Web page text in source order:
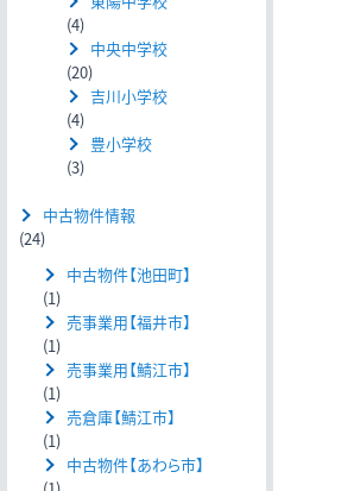
(4)
中央中学校
(20)
吉川小学校
(4)
豊小学校
(3)
中古物件情報
(24)
中古物件【池田町】
(1)
売事業用【福井市】
(1)
売事業用【鯖江市】
(1)
売倉庫【鯖江市】
(1)
中古物件【あわら市】